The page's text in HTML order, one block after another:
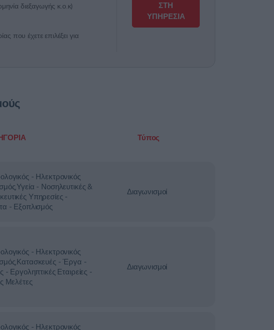
διεξαγωγής κ.ο.κ)
που έχετε επιλέξει για
ΣΤΗ
ΥΠΗΡΕΣΙΑ
Τύπος
- Ηλεκτρονικός
- Νοσηλευτικές &
Υπηρεσίες -
- Εξοπλισμός
Διαγωνισμοί
- Ηλεκτρονικός
- Έργα -
- Εργοληπτικές Εταιρείες -
Μελέτες
Διαγωνισμοί
- Ηλεκτρονικός